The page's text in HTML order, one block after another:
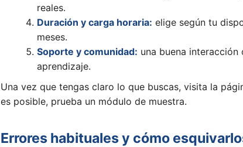
reales.
Duración y carga horaria: elige según tu
meses.
Soporte y comunidad: una buena
aprendizaje.
Una vez que tengas claro lo que buscas, visita la
es posible, prueba un módulo de muestra.
Errores habituales y cómo